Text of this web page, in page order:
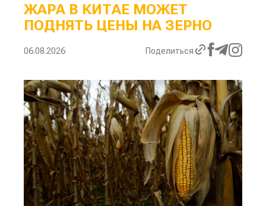
ЖАРА В КИТАЕ МОЖЕТ
ПОДНЯТЬ ЦЕНЫ НА ЗЕРНО
06.08.2026 Поделиться